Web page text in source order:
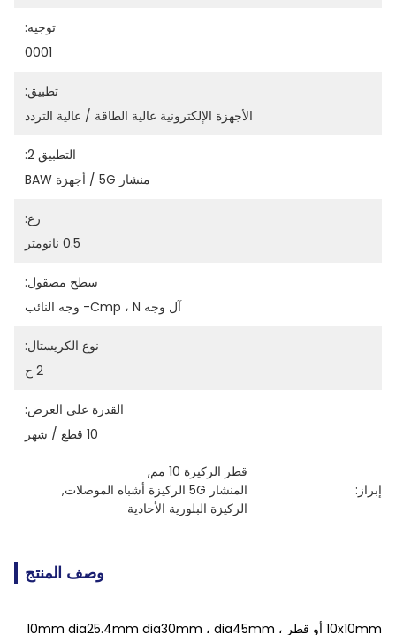
توجيه:
0001
تطبيق:
الأجهزة الإلكترونية عالية الطاقة / عالية التردد
التطبيق 2:
منشار 5G / أجهزة BAW
رع:
0.5 نانومتر
سطح مصقول:
آل وجه Cmp ، N- وجه النائب
نوع الكريستال:
2 ح
القدرة على العرض:
10 قطع / شهر
إبراز:
قطر الركيزة 10 مم
,
المنشار 5G الركيزة أشباه الموصلات
,
الركيزة البلورية الأحادية
وصف المنتج
10x10mm أو قطر 10mm dia25.4mm dia30mm ، dia45mm ،